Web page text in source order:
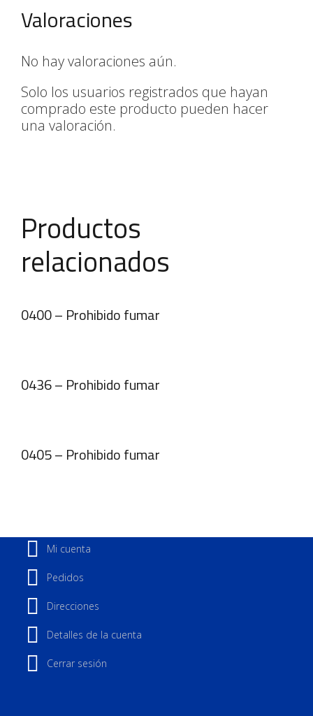
Valoraciones
No hay valoraciones aún.
Solo los usuarios registrados que hayan
comprado este producto pueden hacer
una valoración.
Productos
relacionados
0400 – Prohibido fumar
0436 – Prohibido fumar
0405 – Prohibido fumar
Mi cuenta
Pedidos
Direcciones
Detalles de la cuenta
Cerrar sesión